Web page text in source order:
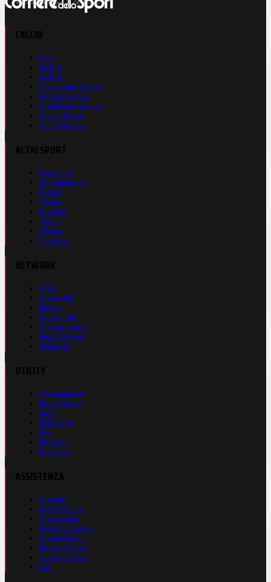
Live
Serie A
Serie B
Champions League
Europa League
Conference League
Calcio Estero
Calciomercato
Formula 1
Motomondiale
Basket
Tennis
Running
Volley
eSports
Ciclismo
Auto
Autosprint
Inmoto
Motosprint
Guerinsportivo
Sport Network
Fantacup
Abbonamenti
Prima Pagina
Store
Pubblicità
Rss
Site Map
Registrati
Contatti
La Redazione
Nota Legale
Gestione Cookie
Cookie Policy
Privacy Policy
Cond. Generali
Faq